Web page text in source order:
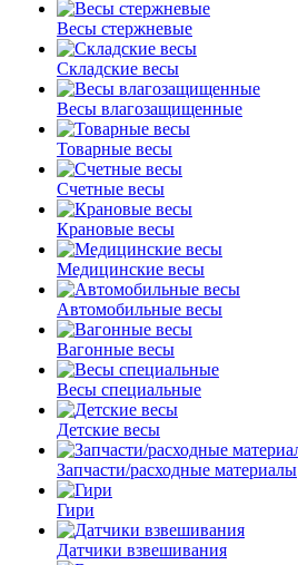
Весы стержневые
Складские весы
Весы влагозащищенные
Товарные весы
Счетные весы
Крановые весы
Медицинские весы
Автомобильные весы
Вагонные весы
Весы специальные
Детские весы
Запчасти/расходные материалы
Гири
Датчики взвешивания